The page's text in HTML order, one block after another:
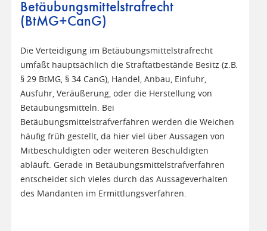
Betäubungsmittelstrafrecht
(BtMG+CanG)
Die Verteidigung im Betäubungsmittelstrafrecht
umfaßt hauptsächlich die Straftatbestände Besitz (z.B.
§ 29 BtMG, § 34 CanG), Handel, Anbau, Einfuhr,
Ausfuhr, Veräußerung, oder die Herstellung von
Betäubungsmitteln. Bei
Betäubungsmittelstrafverfahren werden die Weichen
häufig früh gestellt, da hier viel über Aussagen von
Mitbeschuldigten oder weiteren Beschuldigten
abläuft. Gerade in Betäubungsmittelstrafverfahren
entscheidet sich vieles durch das Aussageverhalten
des Mandanten im Ermittlungsverfahren.